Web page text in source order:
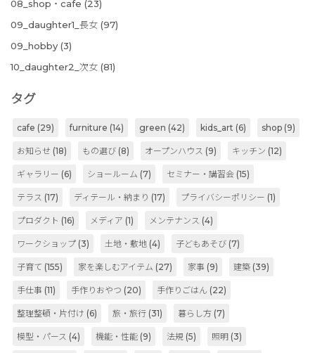
08_shop・cafe (23)
09_daughter1_長女 (97)
09_hobby (3)
10_daughter2_次女 (81)
タグ
cafe (29) furniture (14) green (42) kids_art (6) shop (9)
お知らせ (18) もの選び (8) オープンハウス (9) キッチン (12)
ギャラリー (6) ショールーム (7) セミナー・講習会 (15)
テラス (17) ディテール・納まり (17) プライバシーポリシー (1)
プロダクト (16) メディア (1) メンテナンス (4)
ワークショップ (3) 土地・敷地 (4) 子どもあそび (7)
子育て (155) 家を楽しむアイテム (27) 家事 (9) 建築 (39)
手仕事 (11) 手作りおやつ (20) 手作りごはん (22)
整理整頓・片付け (6) 旅・旅行 (31) 暮らし方 (7)
模型・パース (4) 機能・性能 (9) 法規 (5) 照明 (3)